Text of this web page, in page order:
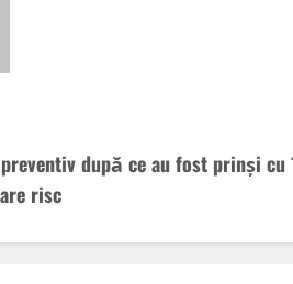
după ce au fost prinşi cu
risc